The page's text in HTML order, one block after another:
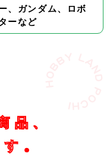
、ガンダム、ロボ
ーなど
品、
。